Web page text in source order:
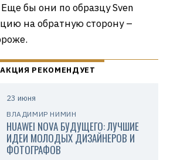
бы они по образцу Sven
на обратную сторону –
23 июня
ВЛАДИМИР НИМИН
HUAWEI NOVA БУДУЩЕГО: ЛУЧШИЕ
ИДЕИ МОЛОДЫХ ДИЗАЙНЕРОВ И
ФОТОГРАФОВ